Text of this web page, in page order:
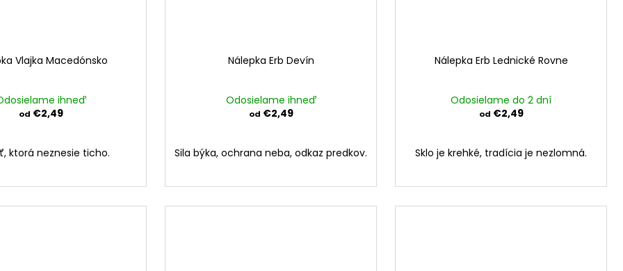
Vlajka Macedónsko
ihneď
od €2,49
ktorá neznesie ticho.
Nálepka Erb Devín
Odosielame ihneď
od €2,49
Sila býka, ochrana neba, odkaz predkov.
Nálepka Erb Lednické Rovne
Odosielame do 2 dní
od €2,49
Sklo je krehké, tradícia je nezlomná.